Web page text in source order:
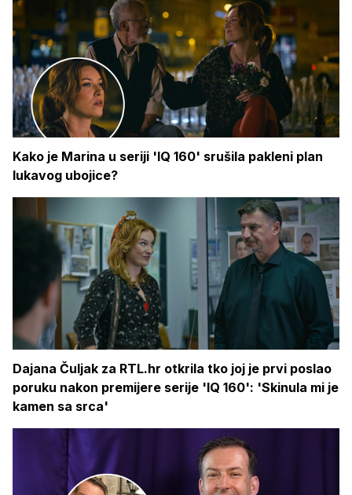
Kako je Marina u seriji 'IQ 160' srušila pakleni plan
lukavog ubojice?
Dajana Čuljak za RTL.hr otkrila tko joj je prvi poslao
poruku nakon premijere serije 'IQ 160': 'Skinula mi je
kamen sa srca'